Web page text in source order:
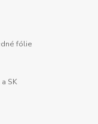
fólie
SK